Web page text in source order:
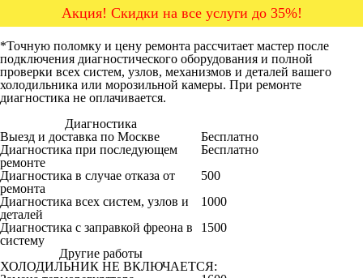
Акция! Скидки на все услуги до 35%!
*Точную поломку и цену ремонта рассчитает мастер после
подключения диагностического оборудования и полной
проверки всех систем, узлов, механизмов и деталей вашего
холодильника или морозильной камеры. При ремонте
диагностика не оплачивается.
Диагностика
Выезд и доставка по Москве
Бесплатно
Диагностика при последующем
ремонте
Бесплатно
Диагностика в случае отказа от
ремонта
500
Диагностика всех систем, узлов и
деталей
1000
Диагностика с заправкой фреона в
систему
1500
Другие работы
ХОЛОДИЛЬНИК НЕ ВКЛЮЧАЕТСЯ: